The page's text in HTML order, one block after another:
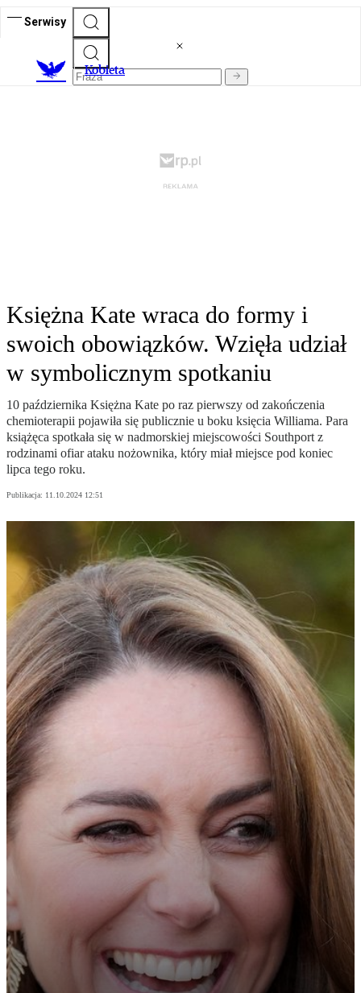
Serwisy
Kobieta
Księżna Kate wraca do formy i
swoich obowiązków. Wzięła udział
w symbolicznym spotkaniu
10 października Księżna Kate po raz pierwszy od zakończenia
chemioterapii pojawiła się publicznie u boku księcia Williama. Para
książęca spotkała się w nadmorskiej miejscowości Southport z
rodzinami ofiar ataku nożownika, który miał miejsce pod koniec
lipca tego roku.
Publikacja: 11.10.2024 12:51